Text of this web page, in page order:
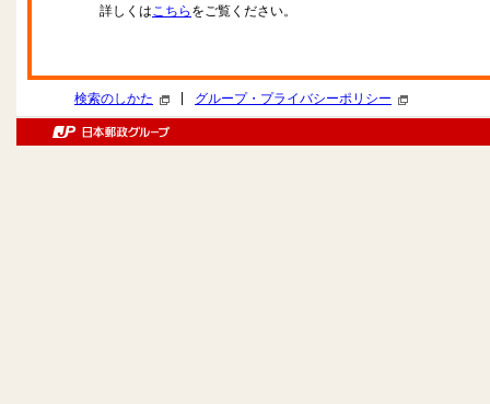
詳しくはこちら をご覧ください。
検索のしかた グループ・プライバシーポリシー